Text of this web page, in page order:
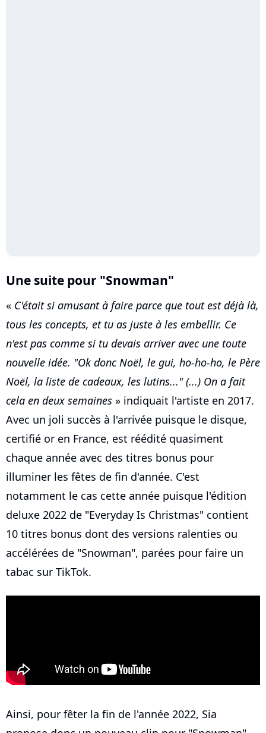
Une suite pour "Snowman"
« C'était si amusant à faire parce que tout est déjà là,
tous les concepts, et tu as juste à les embellir. Ce
n'est pas comme si tu devais arriver avec une toute
nouvelle idée. "Ok donc Noël, le gui, ho-ho-ho, le Père
Noël, la liste de cadeaux, les lutins..." (...) On a fait
cela en deux semaines » indiquait l'artiste en 2017.
Avec un joli succès à l'arrivée puisque le disque,
certifié or en France, est réédité quasiment
chaque année avec des titres bonus pour
illuminer les fêtes de fin d'année. C'est
notamment le cas cette année puisque l'édition
deluxe 2022 de "Everyday Is Christmas" contient
10 titres bonus dont des versions ralenties ou
accélérées de "Snowman", parées pour faire un
tabac sur TikTok.
Ainsi, pour fêter la fin de l'année 2022, Sia